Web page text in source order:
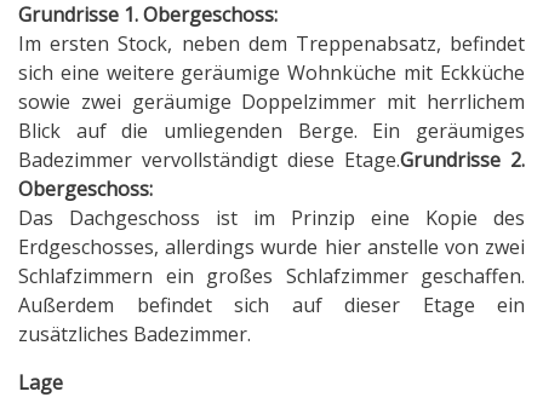
Grundrisse 1. Obergeschoss:
Im ersten Stock, neben dem Treppenabsatz, befindet
sich eine weitere geräumige Wohnküche mit Eckküche
sowie zwei geräumige Doppelzimmer mit herrlichem
Blick auf die umliegenden Berge. Ein geräumiges
Badezimmer vervollständigt diese Etage.Grundrisse 2.
Obergeschoss:
Das Dachgeschoss ist im Prinzip eine Kopie des
Erdgeschosses, allerdings wurde hier anstelle von zwei
Schlafzimmern ein großes Schlafzimmer geschaffen.
Außerdem befindet sich auf dieser Etage ein
zusätzliches Badezimmer.
Lage